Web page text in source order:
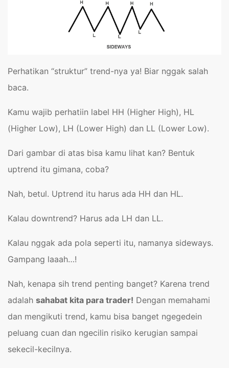
Perhatikan “struktur” trend-nya ya! Biar nggak salah
baca.
Kamu wajib perhatiin label HH (Higher High), HL
(Higher Low), LH (Lower High) dan LL (Lower Low).
Dari gambar di atas bisa kamu lihat kan? Bentuk
uptrend itu gimana, coba?
Nah, betul. Uptrend itu harus ada HH dan HL.
Kalau downtrend? Harus ada LH dan LL.
Kalau nggak ada pola seperti itu, namanya sideways.
Gampang laaah…!
Nah, kenapa sih trend penting banget? Karena trend
adalah sahabat kita para trader! Dengan memahami
dan mengikuti trend, kamu bisa banget ngegedein
peluang cuan dan ngecilin risiko kerugian sampai
sekecil-kecilnya.